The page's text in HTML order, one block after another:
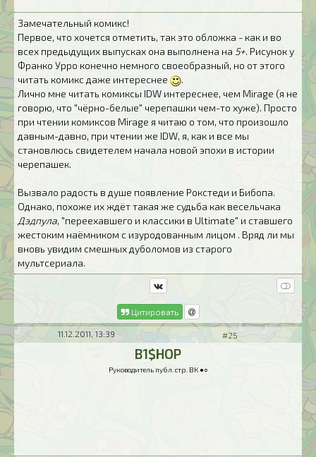
Замечательный комикс!
Первое, что хочется отметить, так это обложка - как и во
всех предыдущих выпусках она выполнена на 5+. Рисунок у
Франко Урро конечно немного своеобразный, но от этого
читать комикс даже интереснее
.
Лично мне читать комиксы IDW интереснее, чем Mirage (я не
говорю, что "чёрно-белые" черепашки чем-то хуже). Просто
при чтении комиксов Mirage я читаю о том, что произошло
давным-давно, при чтении же IDW, я, как и все мы
становлюсь свидетелем начала новой эпохи в истории
черепашек.
Вызвало радость в душе появление Рокстеди и Бибопа.
Однако, похоже их ждёт такая же судьба как весельчака
Дэдпула, "переехавшего и классики в Ultimate" и ставшего
жестоким наёмником с изуродованным лицом . Вряд ли мы
вновь увидим смешных дуболомов из старого
мультсериала.
Цитировать
11.12.2011, 13:39 #25
B1$HOP
Руководитель публ. стр. ВК ●○